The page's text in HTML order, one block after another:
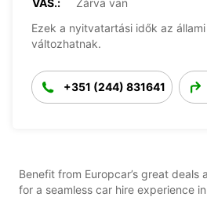
VAS.:
Zárva van
Ezek a nyitvatartási idők az
változhatnak.
+351 (244) 831641
Benefit from Europcar’s great deals
for a seamless car hire experience